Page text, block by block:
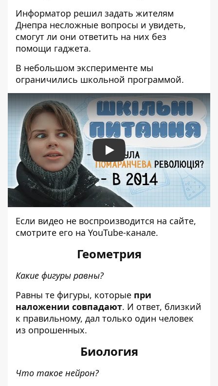
Информатор решил задать жителям
Днепра несложные вопросы и увидеть,
смогут ли они ответить на них без
помощи гаджета.
В небольшом эксперименте мы
ограничились школьной программой.
Play
Если видео не воспроизводится на сайте,
смотрите его на YouTube-канале.
Геометрия
Какие фигуры равны?
Равны те фигуры, которые при
наложении совпадают. И ответ, близкий
к правильному, дал только один человек
из опрошенных.
Биология
Что такое нейрон?